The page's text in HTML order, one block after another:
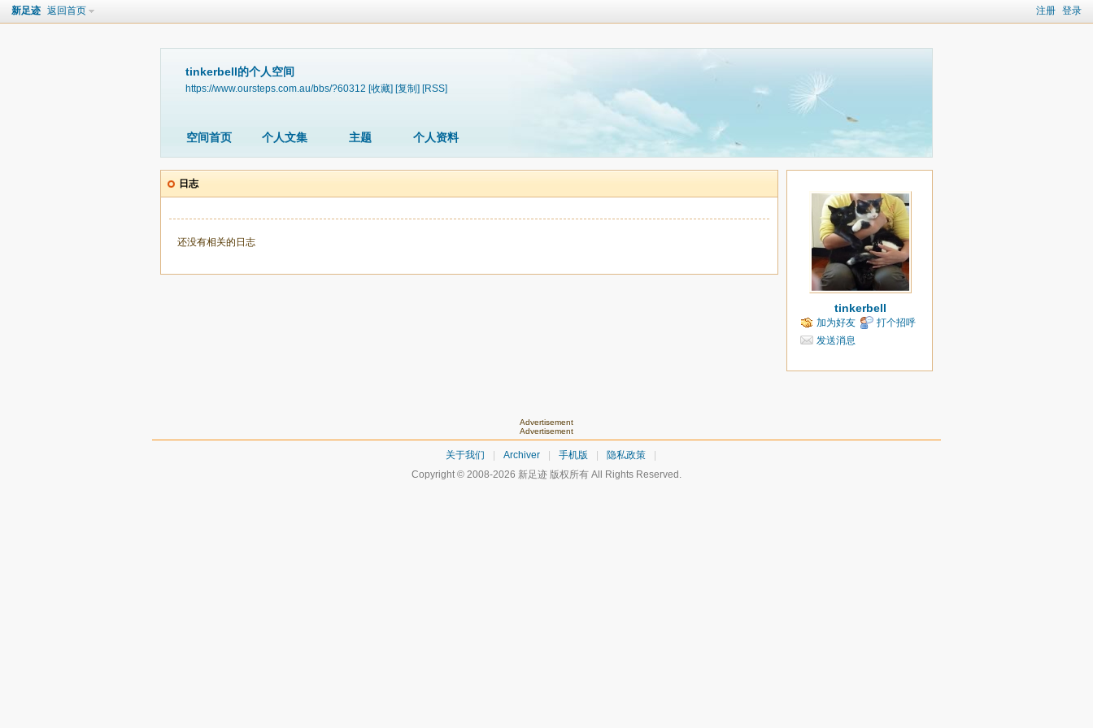
注册 登录
新足迹 返回首页
tinkerbell的个人空间
https://www.oursteps.com.au/bbs/?60312 [收藏] [复制] [RSS]
空间首页 个人文集 主题 个人资料
日志
还没有相关的日志
tinkerbell
加为好友
打个招呼
发送消息
Advertisement
Advertisement
关于我们 Archiver 手机版 隐私政策
Copyright © 2008-2026 新足迹 版权所有 All Rights Reserved.